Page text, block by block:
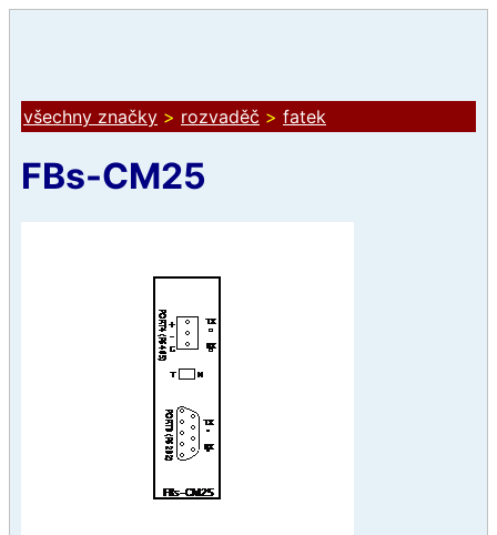
všechny značky > rozvaděč > fatek
FBs-CM25